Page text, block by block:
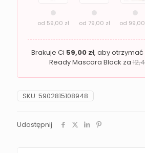
od 59,00 zł od 79,00 zł od 99,00
Brakuje Ci 59,00 zł, aby otrzymać
Ready Mascara Black za
SKU: 5902815108948
Udostępnij